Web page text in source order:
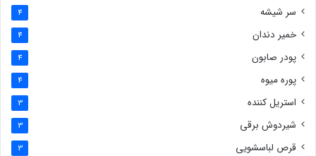
سر شیشه 4
خمیر دندان 4
پودر صابون 4
پوره میوه 4
استریل کننده 3
شیردوش برقی 3
قرص لباسشویی 3